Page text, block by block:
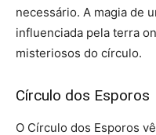
necessário. A magia de
influenciada pela terra
misteriosos do círculo.
Círculo dos Esporos
O Círculo dos Esporos